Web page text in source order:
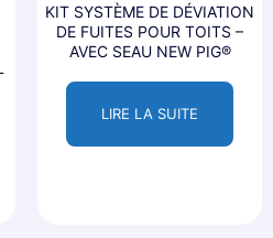
KIT SYSTÈME DE DÉVIATION
DE FUITES POUR TOITS –
AVEC SEAU NEW PIG®
LIRE LA SUITE